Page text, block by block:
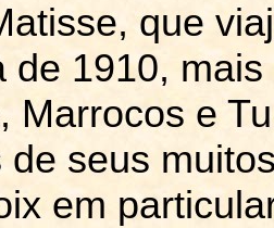
que
de 1910,
Marrocos e
de seus
em